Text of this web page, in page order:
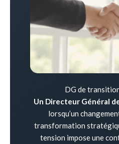
DG de
Un Directeur Général
lorsqu’un
transformation
tension impose une